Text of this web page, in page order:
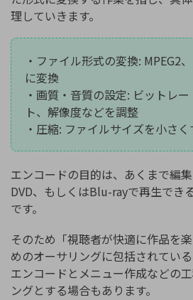
理していきます。
・ファイル形式の変換: MPEG2
に変換
・画質・音質の設定: ビットレ
ト、解像度などを調整
・圧縮: ファイルサイズを小さ
エンコードの目的は、あくまで編
DVD、もしくはBlu-rayで再生でき
です。
そのため「視聴者が快適に作品を
めのオーサリングに包括されている
エンコードとメニュー作成などの
ングとする場合もあります。